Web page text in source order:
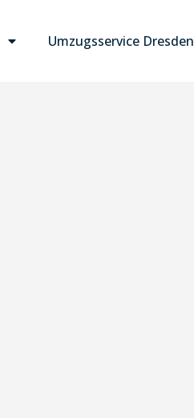
Umzugsservice Dresden